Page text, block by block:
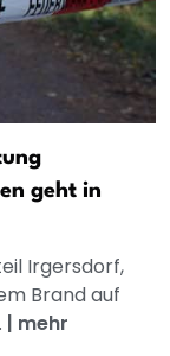
geht in
Irgersdorf,
Brand auf
| mehr